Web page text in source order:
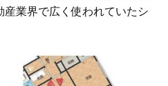
業界で広く使われていたシ